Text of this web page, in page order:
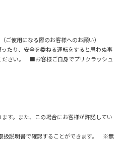
使用になる際のお客様へのお願い）
たり、安全を委ねる運転をすると思わぬ事
ださい。 ■お客様ご自身でプリクラッシュ
す。また、この場合にお客様が許諾してい
扱説明書で確認することができます。 ※無